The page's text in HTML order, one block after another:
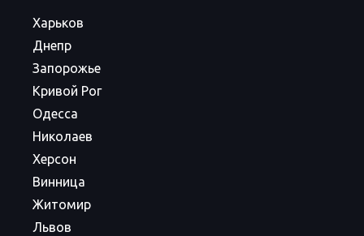
Харьков
Днепр
Запорожье
Кривой Рог
Одесса
Николаев
Херсон
Винница
Житомир
Львов